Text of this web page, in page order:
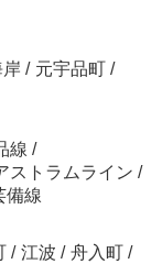
/ 元宇品町 /
線 /
ストラムライン /
備線
/ 江波 / 舟入町 /